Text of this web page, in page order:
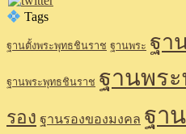
Tags
ฐานตั้งพระพุทธชินราช ฐานพระ ฐา
ฐานพระพุทธชินราช ฐานพร
รอง ฐานรองของมงคล ฐา